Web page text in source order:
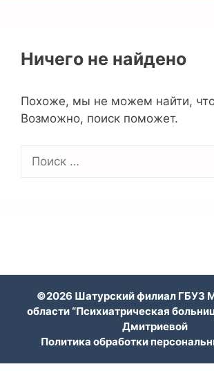
Ничего не найдено
Похоже, мы не можем найти,
Возможно, поиск поможет.
©2026 Шатурский филиал ГБУЗ
области “Психиатрическая
Дмитриевой
Политика обработки